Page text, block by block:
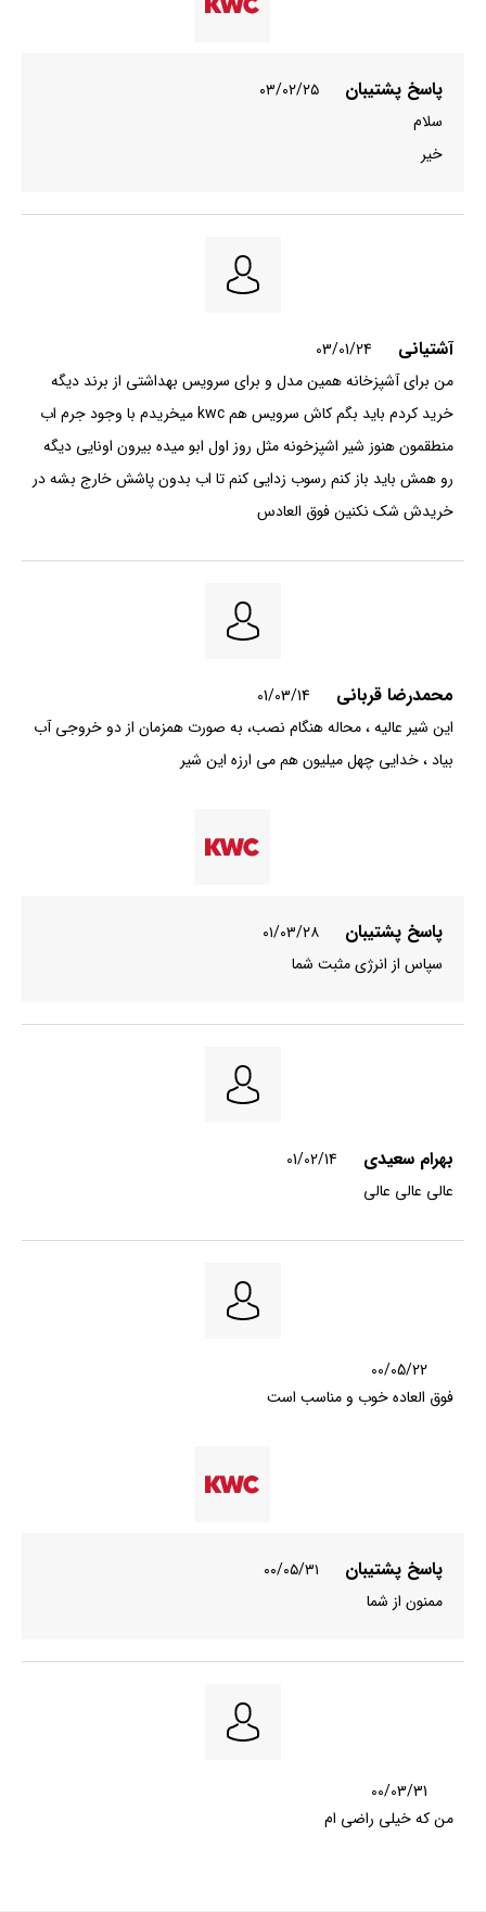
پاسخ پشتیبان
۰۳/۰۲/۲۵
سلام
خیر
آشتیانی
03/01/24
من برای آشپزخانه همین مدل و برای سرویس بهداشتی از برند دیگه
خرید کردم باید بگم کاش سرویس هم kwc میخریدم با وجود جرم اب
منطقمون هنوز شیر اشپزخونه مثل روز اول ابو میده بیرون اونایی دیگه
رو همش باید باز کنم رسوب زدایی کنم تا اب بدون پاشش خارج بشه در
خریدش شک نکنین فوق العادس
محمدرضا قربانی
01/03/14
این شیر عالیه ، محاله هنگام نصب، به صورت همزمان از دو خروجی آب
بیاد ، خدایی چهل میلیون هم می ارزه این شیر
پاسخ پشتیبان
۰۱/۰۳/۲۸
سپاس از انرژی مثبت شما
بهرام سعیدی
01/02/14
عالی عالی عالی
00/05/22
فوق العاده خوب و مناسب است
پاسخ پشتیبان
۰۰/۰۵/۳۱
ممنون از شما
00/03/31
من که خیلی راضی ام